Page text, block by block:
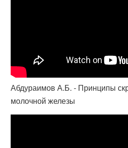
Абдураимов А.Б. - Принципы
молочной железы